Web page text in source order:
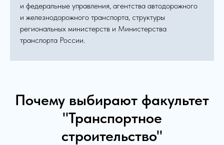
и федеральные управления, агентства автодорожного
и железнодорожного транспорта, структуры
региональных министерств и Министерства
транспорта России.
Почему выбирают факультет
"Транспортное
строительство"